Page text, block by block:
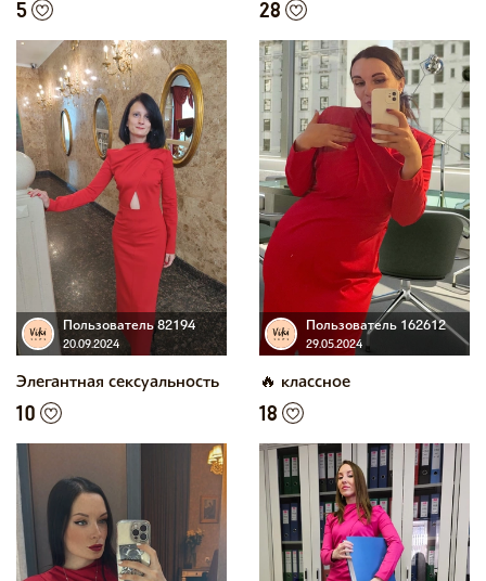
5 28
Пользователь 82194
20.09.2024
Элегантная сексуальность
10
Пользователь 162612
29.05.2024
🔥 классное
18